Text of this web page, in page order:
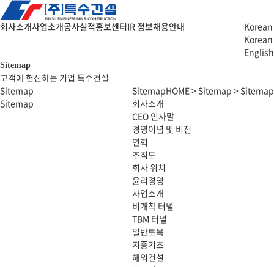
회사소개사업소개공사실적홍보센터IR 정보채용안내
Korean
Korean
English
Sitemap
고객에 헌신하는 기업 특수건설
Sitemap
Sitemap
SitemapHOME > Sitemap > Sitemap
회사소개
CEO 인사말
경영이념 및 비전
연혁
조직도
회사 위치
윤리경영
사업소개
비개착 터널
TBM 터널
일반토목
지중기초
해외건설